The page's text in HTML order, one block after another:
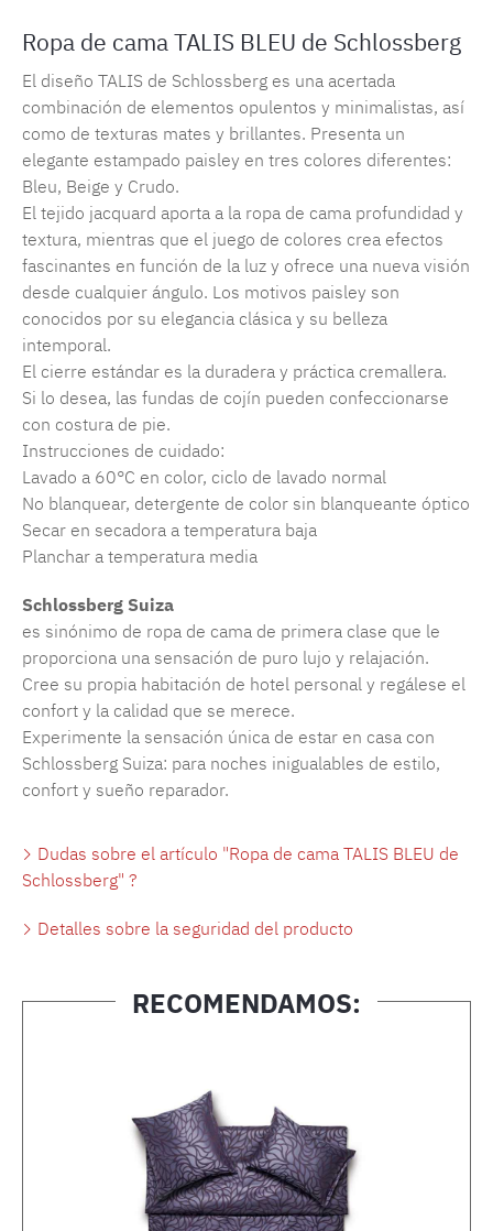
Ropa de cama TALIS BLEU de Schlossberg
El diseño TALIS de Schlossberg es una acertada
combinación de elementos opulentos y minimalistas, así
como de texturas mates y brillantes. Presenta un
elegante estampado paisley en tres colores diferentes:
Bleu, Beige y Crudo.
El tejido jacquard aporta a la ropa de cama profundidad y
textura, mientras que el juego de colores crea efectos
fascinantes en función de la luz y ofrece una nueva visión
desde cualquier ángulo. Los motivos paisley son
conocidos por su elegancia clásica y su belleza
intemporal.
El cierre estándar es la duradera y práctica cremallera.
Si lo desea, las fundas de cojín pueden confeccionarse
con costura de pie.
Instrucciones de cuidado:
Lavado a 60°C en color, ciclo de lavado normal
No blanquear, detergente de color sin blanqueante óptico
Secar en secadora a temperatura baja
Planchar a temperatura media
Schlossberg Suiza
es sinónimo de ropa de cama de primera clase que le
proporciona una sensación de puro lujo y relajación.
Cree su propia habitación de hotel personal y regálese el
confort y la calidad que se merece.
Experimente la sensación única de estar en casa con
Schlossberg Suiza: para noches inigualables de estilo,
confort y sueño reparador.
Dudas sobre el artículo "Ropa de cama TALIS BLEU de
Schlossberg" ?
Detalles sobre la seguridad del producto
RECOMENDAMOS: